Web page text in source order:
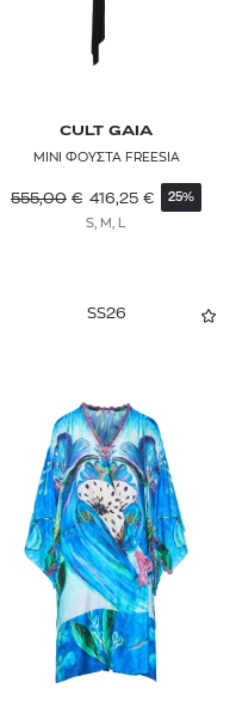
CULT GAIA
ΜΙΝΙ ΦΟΥΣΤΑ FREESIA
555,00 € 416,25 € 25%
S, M, L
SS26